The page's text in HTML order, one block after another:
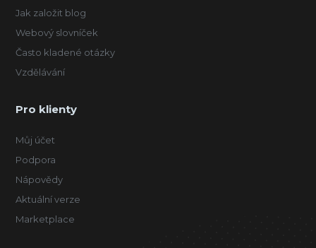
Jak založit blog
Webový slovníček
Často kladené otázky
Vzdělávání
Pro klienty
Můj účet
Podpora
Nápovědy
Aktuální verze
Marketplace